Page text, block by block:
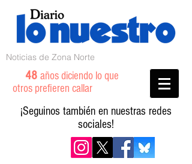
Noticias de Zona Norte
48 años diciendo lo que
otros prefieren callar
¡Seguinos también en nuestras redes
sociales!